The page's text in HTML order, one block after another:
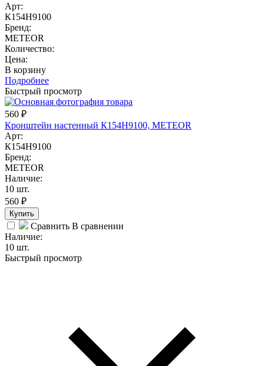
Арт:
К154Н9100
Бренд:
METEOR
Количество:
Цена:
В корзину
Подробнее
Быстрый просмотр
560 ₽
Кронштейн настенный К154Н9100, METEOR
Арт:
К154Н9100
Бренд:
METEOR
Наличие:
10 шт.
560 ₽
Купить
Сравнить В сравнении
Наличие:
10 шт.
Быстрый просмотр